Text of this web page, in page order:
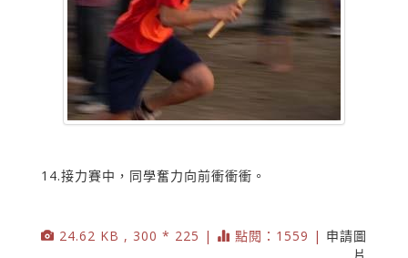
14.接力賽中，同學奮力向前衝衝衝。
24.62 KB , 300 * 225 | 點閱：1559 | 申請圖